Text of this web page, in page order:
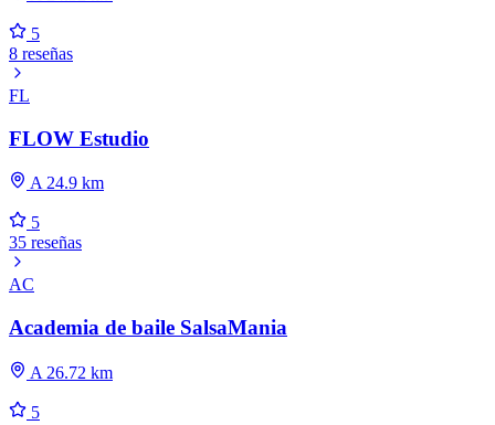
5
8 reseñas
FL
FLOW Estudio
A 24.9 km
5
35 reseñas
AC
Academia de baile SalsaMania
A 26.72 km
5